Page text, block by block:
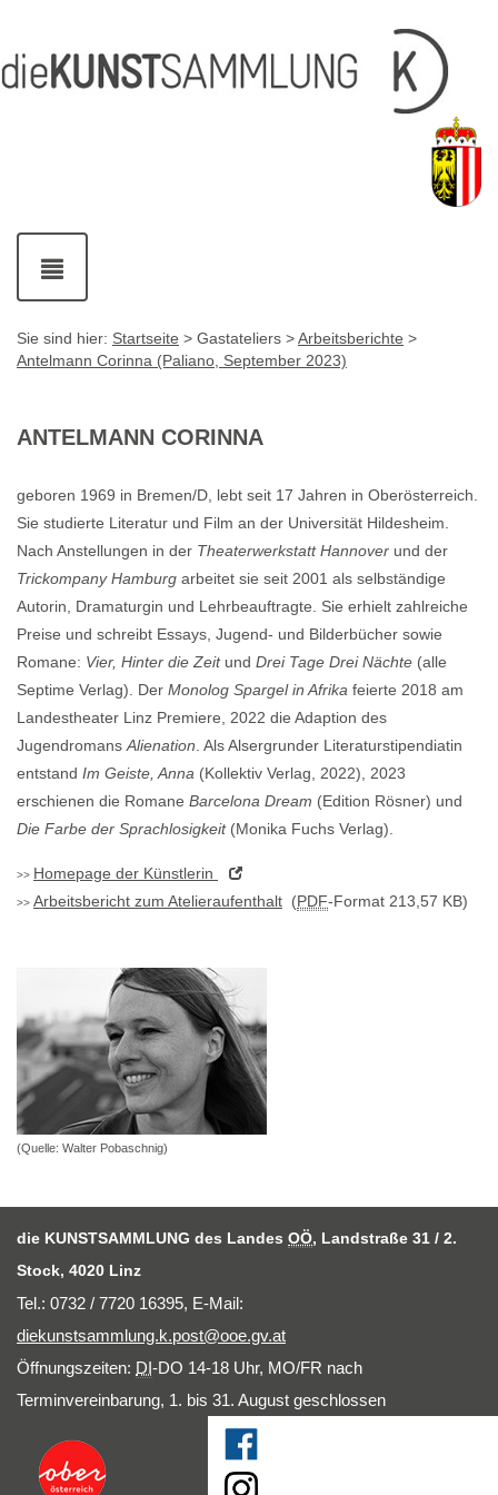
[1]
[2]
Links
[3]
mit
Kontaktdaten
Navigation
ein-
und
Sie sind hier: Startseite > Gastateliers >Arbeitsberichte >
Antelmann Corinna (Paliano, September 2023)
ANTELMANN CORINNA
geboren 1969 in Bremen/D, lebt seit 17 Jahren in Oberösterreich.
Sie studierte Literatur und Film an der Universität Hildesheim.
Nach Anstellungen in der Theaterwerkstatt Hannover und der
Trickompany Hamburg arbeitet sie seit 2001 als selbständige
Autorin, Dramaturgin und Lehrbeauftragte. Sie erhielt zahlreiche
Preise und schreibt Essays, Jugend- und Bilderbücher sowie
Romane: Vier, Hinter die Zeit und Drei Tage Drei Nächte (alle
Septime Verlag). Der Monolog Spargel in Afrika feierte 2018 am
Landestheater Linz Premiere, 2022 die Adaption des
Jugendromans Alienation . Als Alsergrunder Literaturstipendiatin
entstand Im Geiste, Anna (Kollektiv Verlag, 2022), 2023
erschienen die Romane Barcelona Dream (Edition Rösner) und
Die Farbe der Sprachlosigkeit(Monika Fuchs Verlag).
Homepage der Künstlerin
Arbeitsbericht zum Atelieraufenthalt (PDF-Format 213,57 KB)
(Quelle: Walter Pobaschnig)
die KUNSTSAMMLUNG des Landes OÖ, Landstraße 31 / 2.
Stock, 4020 Linz
Tel.: 0732 / 7720 16395, E-Mail:
diekunstsammlung.k.post@ooe.gv.at
Öffnungszeiten: DI-DO 14-18 Uhr, MO/FR nach
Terminvereinbarung, 1. bis 31. August geschlossen